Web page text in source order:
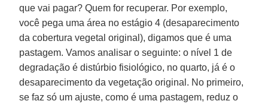
que vai pagar? Quem for recuperar. Por exemplo,
você pega uma área no estágio 4 (desaparecimento
da cobertura vegetal original), digamos que é uma
pastagem. Vamos analisar o seguinte: o nível 1 de
degradação é distúrbio fisiológico, no quarto, já é o
desaparecimento da vegetação original. No primeiro,
se faz só um ajuste, como é uma pastagem, reduz o